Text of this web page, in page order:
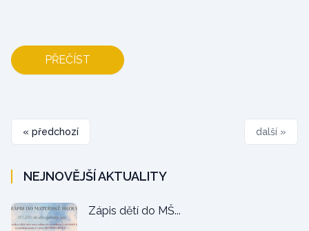
NEJNOVĚJŠÍ AKTUALITY
Zápis dětí do MŠ...
PŘEČÍST
« předchozí další »